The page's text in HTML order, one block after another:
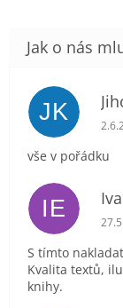
JK
vše v pořádku
IE
S tímto
Kvalita textů,
knihy.